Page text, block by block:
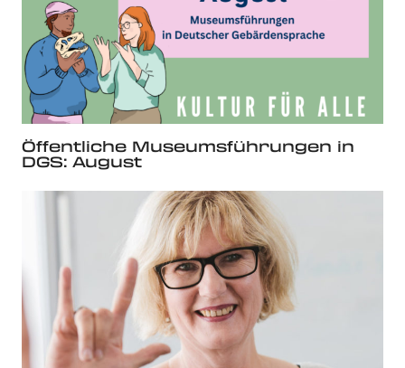
Öffentliche Museumsführungen in
DGS: August